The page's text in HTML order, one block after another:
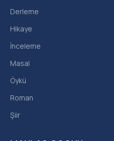
Derleme
Hikaye
İnceleme
Masal
Öykü
Roman
Şiir